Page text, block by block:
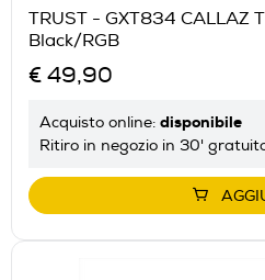
TRUST - GXT834 CALLAZ
Black/RGB
€ 49,90
Acquisto online: disponibile
Ritiro in negozio in 30'